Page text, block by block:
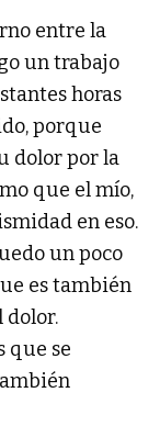
entre la
un trabajo
horas
porque
dolor por la
que el mío,
en eso.
un poco
es también
dolor.
que se